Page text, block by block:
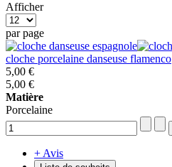
Afficher
par page
cloche porcelaine danseuse flamenco
5,00 €
5,00 €
Matière
Porcelaine
+ Avis